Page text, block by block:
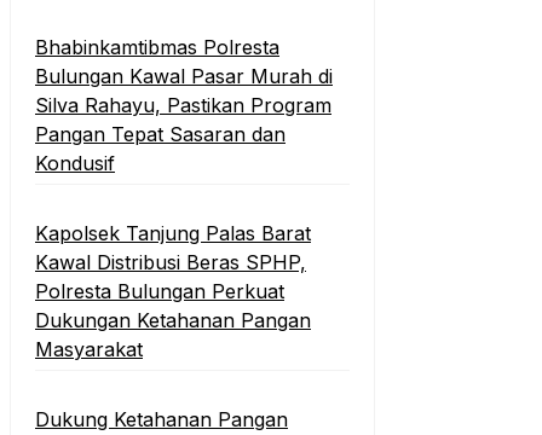
Bhabinkamtibmas Polresta
Bulungan Kawal Pasar Murah di
Silva Rahayu, Pastikan Program
Pangan Tepat Sasaran dan
Kondusif
Kapolsek Tanjung Palas Barat
Kawal Distribusi Beras SPHP,
Polresta Bulungan Perkuat
Dukungan Ketahanan Pangan
Masyarakat
Dukung Ketahanan Pangan